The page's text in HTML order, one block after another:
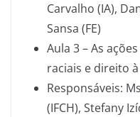
Carvalho (IA),
Sansa (FE)
Aula 3 – As
raciais e direito
Responsáveis:
(IFCH), Stefany